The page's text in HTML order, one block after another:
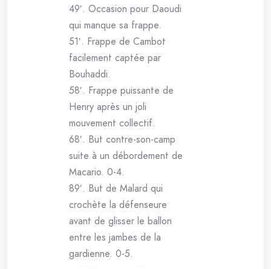
49′. Occasion pour Daoudi
qui manque sa frappe.
51′. Frappe de Cambot
facilement captée par
Bouhaddi.
58′. Frappe puissante de
Henry après un joli
mouvement collectif.
68′. But contre-son-camp
suite à un débordement de
Macario. 0-4.
89′. But de Malard qui
crochète la défenseure
avant de glisser le ballon
entre les jambes de la
gardienne. 0-5.